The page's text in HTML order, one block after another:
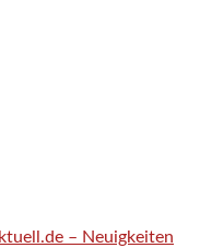
– Neuigkeiten